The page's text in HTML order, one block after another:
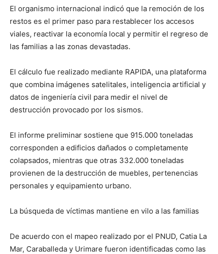
El organismo internacional indicó que la remoción de los
restos es el primer paso para restablecer los accesos
viales, reactivar la economía local y permitir el regreso de
las familias a las zonas devastadas.
El cálculo fue realizado mediante RAPIDA, una plataforma
que combina imágenes satelitales, inteligencia artificial y
datos de ingeniería civil para medir el nivel de
destrucción provocado por los sismos.
El informe preliminar sostiene que 915.000 toneladas
corresponden a edificios dañados o completamente
colapsados, mientras que otras 332.000 toneladas
provienen de la destrucción de muebles, pertenencias
personales y equipamiento urbano.
La búsqueda de víctimas mantiene en vilo a las familias
De acuerdo con el mapeo realizado por el PNUD, Catia La
Mar, Caraballeda y Urimare fueron identificadas como las